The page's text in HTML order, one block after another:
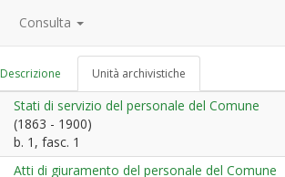
Consulta
Descrizione Unità archivistiche
Stati di servizio del personale del Comune
(1863 - 1900)
b. 1, fasc. 1
Atti di giuramento del personale del Comune